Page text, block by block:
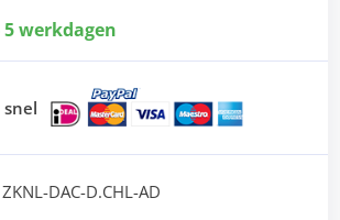
werkdagen
ZKNL-DAC-D.CHL-AD